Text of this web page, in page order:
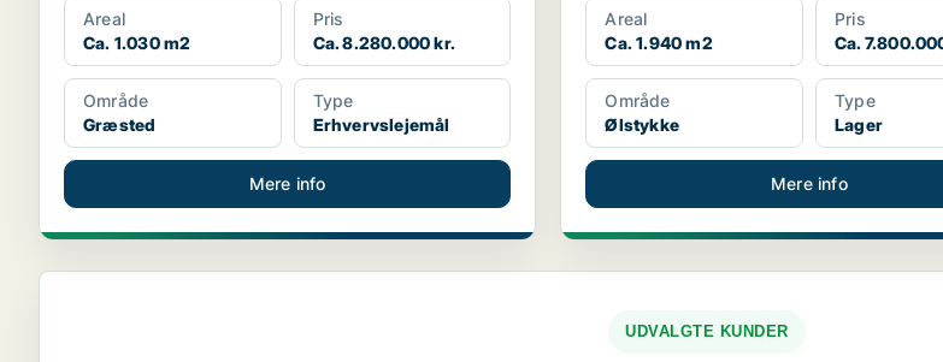
Areal
Ca. 1.030 m2
Pris
Ca. 8.280.000 kr.
Område
Græsted
Type
Erhvervslejemål
Mere info
Areal
Ca. 1.940 m2
Pris
Ca.
Område
Ølstykke
Type
Lager
Mere info
UDVALGTE KUNDER